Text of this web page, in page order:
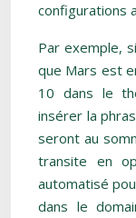
configurations
Par exemple,
que Mars est
10 dans le
insérer la
seront au
transite en
automatisé
dans le